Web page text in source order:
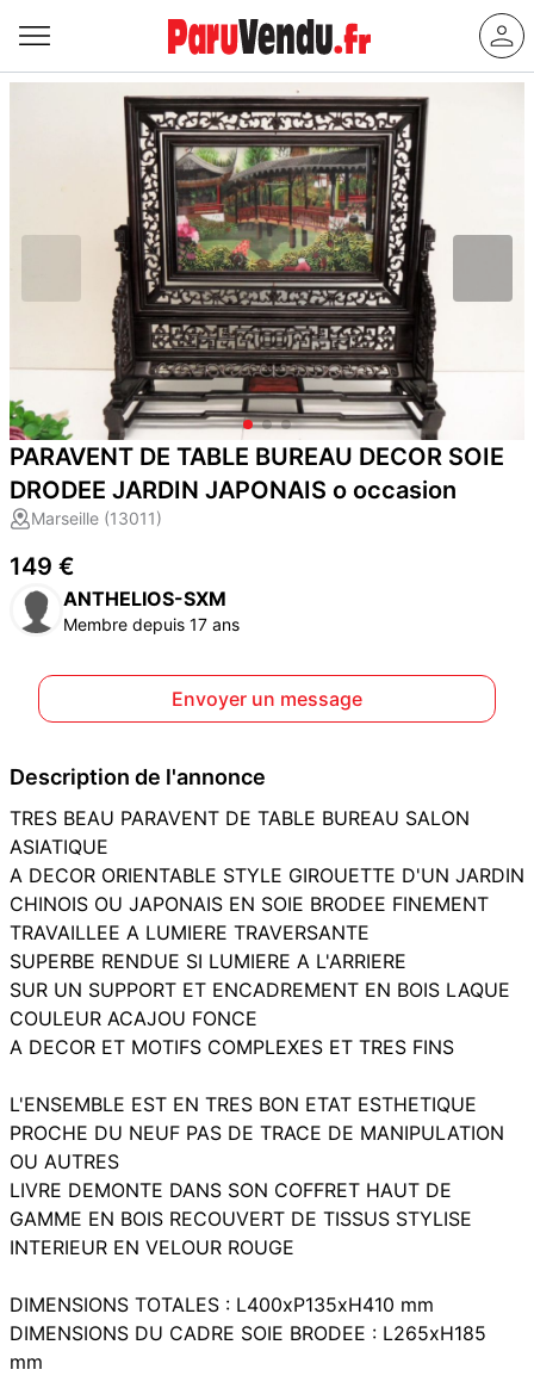
PARAVENT DE TABLE BUREAU DECOR SOIE
DRODEE JARDIN JAPONAIS o occasion
Marseille (13011)
149 €
ANTHELIOS-SXM
Membre depuis 17 ans
Envoyer un message
Description de l'annonce
TRES BEAU PARAVENT DE TABLE BUREAU SALON
ASIATIQUE
A DECOR ORIENTABLE STYLE GIROUETTE D'UN JARDIN
CHINOIS OU JAPONAIS EN SOIE BRODEE FINEMENT
TRAVAILLEE A LUMIERE TRAVERSANTE
SUPERBE RENDUE SI LUMIERE A L'ARRIERE
SUR UN SUPPORT ET ENCADREMENT EN BOIS LAQUE
COULEUR ACAJOU FONCE
A DECOR ET MOTIFS COMPLEXES ET TRES FINS
L'ENSEMBLE EST EN TRES BON ETAT ESTHETIQUE
PROCHE DU NEUF PAS DE TRACE DE MANIPULATION
OU AUTRES
LIVRE DEMONTE DANS SON COFFRET HAUT DE
GAMME EN BOIS RECOUVERT DE TISSUS STYLISE
INTERIEUR EN VELOUR ROUGE
DIMENSIONS TOTALES : L400xP135xH410 mm
DIMENSIONS DU CADRE SOIE BRODEE : L265xH185
mm